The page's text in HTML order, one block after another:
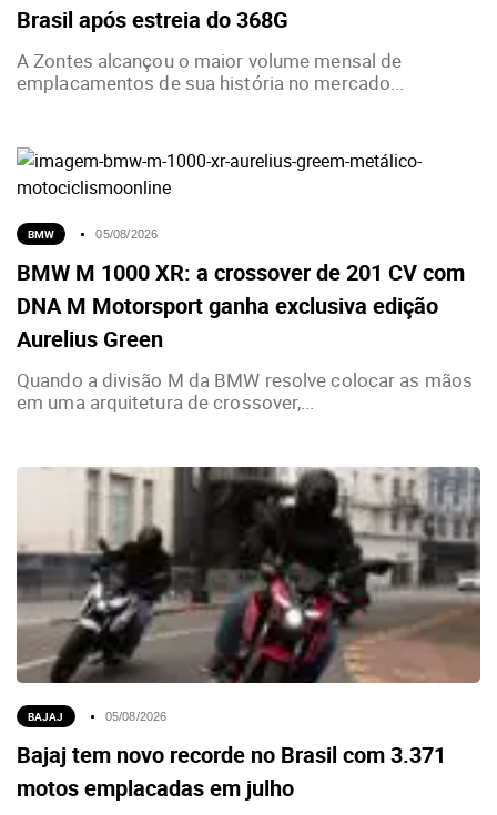
Brasil após estreia do 368G
A Zontes alcançou o maior volume mensal de
emplacamentos de sua história no mercado...
BMW 05/08/2026
BMW M 1000 XR: a crossover de 201 CV com
DNA M Motorsport ganha exclusiva edição
Aurelius Green
Quando a divisão M da BMW resolve colocar as mãos
em uma arquitetura de crossover,...
BAJAJ 05/08/2026
Bajaj tem novo recorde no Brasil com 3.371
motos emplacadas em julho